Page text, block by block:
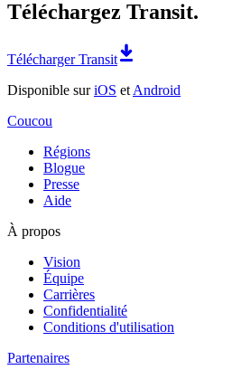
Téléchargez Transit.
Télécharger Transit
Disponible suriOS et Android
Coucou
Régions
Blogue
Presse
Aide
À propos
Vision
Équipe
Carrières
Confidentialité
Conditions d'utilisation
Partenaires